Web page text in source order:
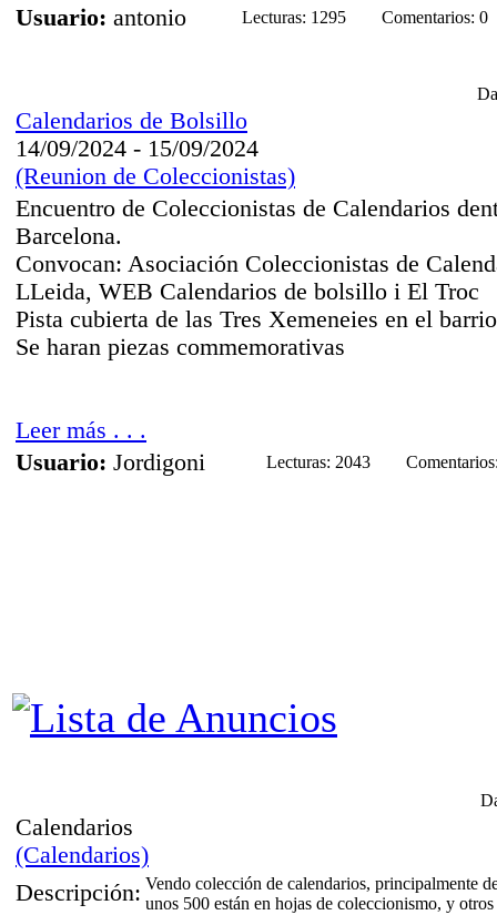
Usuario: antonio Lecturas: 1295 Comentarios: 0
Calendarios de Bolsillo
14/09/2024 - 15/09/2024
(Reunion de Coleccionistas)
Encuentro de Coleccionistas de Calendarios
Barcelona.
Convocan: Asociación Coleccionistas de
LLeida, WEB Calendarios de bolsillo i El Troc
Pista cubierta de las Tres Xemeneies en el
Se haran piezas commemorativas
Leer más . . .
Usuario: Jordigoni Lecturas: 2043
Calendarios
(Calendarios)
Descripción: Vendo colección de calendarios, principalmente
unos 500 están en hojas de coleccionismo, y